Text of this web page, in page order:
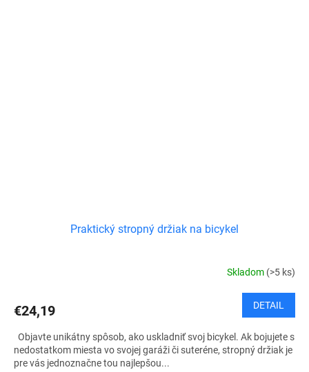
Praktický stropný držiak na bicykel
Skladom (>5 ks)
€24,19 DETAIL
Objavte unikátny spôsob, ako uskladniť svoj bicykel. Ak bojujete s
nedostatkom miesta vo svojej garáži či suteréne, stropný držiak je
pre vás jednoznačne tou najlepšou...